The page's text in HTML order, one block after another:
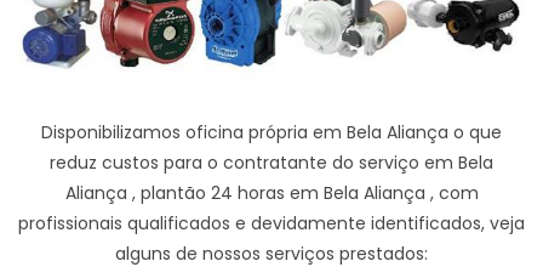
Disponibilizamos oficina própria em Bela Aliança o que
reduz custos para o contratante do serviço em Bela
Aliança , plantão 24 horas em Bela Aliança , com
profissionais qualificados e devidamente identificados, veja
alguns de nossos serviços prestados: